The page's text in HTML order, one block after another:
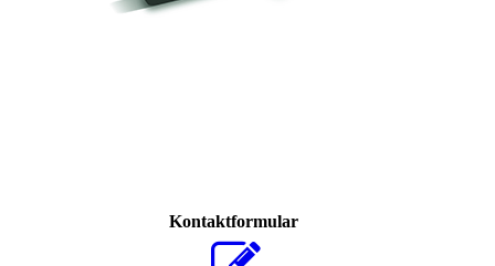
Kontaktformular